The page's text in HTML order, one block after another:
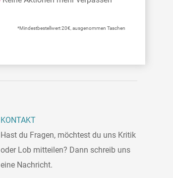
*Mindestbestellwert 20€, ausgenommen Taschen
KONTAKT
Hast du Fragen, möchtest du uns Kritik
oder Lob mitteilen? Dann schreib uns
eine Nachricht.